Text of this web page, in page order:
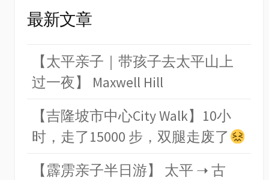
最新文章
【太平亲子｜带孩子去太平山上
过一夜】 Maxwell Hill
【吉隆坡市中心City Walk】10小
时，走了15000 步，双腿走废了
【霹雳亲子半日游】 太平 ➝ 古